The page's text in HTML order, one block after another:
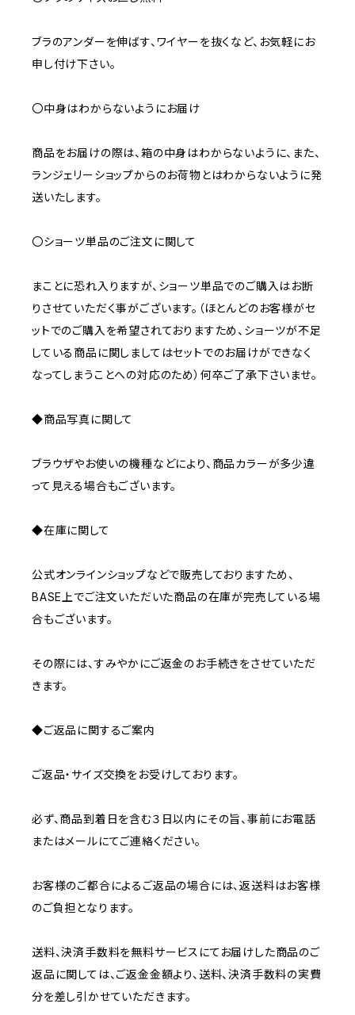
ブラのアンダーを伸ばす、ワイヤーを抜くなど、お気軽にお
申し付け下さい。
〇中身はわからないようにお届け
商品をお届けの際は、箱の中身はわからないように、また、
ランジェリーショップからのお荷物とはわからないように発
送いたします。
〇ショーツ単品のご注文に関して
まことに恐れ入りますが、ショーツ単品でのご購入はお断
りさせていただく事がございます。（ほとんどのお客様がセ
ットでのご購入を希望されておりますため、ショーツが不足
している商品に関しましてはセットでのお届けができなく
なってしまうことへの対応のため）何卒ご了承下さいませ。
◆商品写真に関して
ブラウザやお使いの機種などにより、商品カラーが多少違
って見える場合もございます。
◆在庫に関して
公式オンラインショップなどで販売しておりますため、
BASE上でご注文いただいた商品の在庫が完売している場
合もございます。
その際には、すみやかにご返金のお手続きをさせていただ
きます。
◆ご返品に関するご案内
ご返品・サイズ交換をお受けしております。
必ず、商品到着日を含む３日以内にその旨、事前にお電話
またはメールにてご連絡ください。
お客様のご都合によるご返品の場合には、返送料はお客様
のご負担となります。
送料、決済手数料を無料サービスにてお届けした商品のご
返品に関しては、ご返金金額より、送料、決済手数料の実費
分を差し引かせていただきます。